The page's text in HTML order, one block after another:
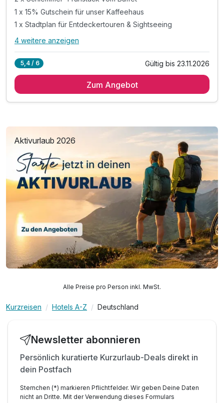
1 x 15% Gutschein für unser Kaffeehaus
1 x Stadtplan für Entdeckertouren & Sightseeing
Alle Inklusivleistungen
2 x Schlemmer- Frühstück vom Buffet
inkl. Wlan-Nutzung
Green Room keine Zimmerreinigung am Bleibetag
Familienspaß o. Zeit zu zweit - Alles ist möglich!
4 weitere anzeigen
5,4 / 6 Gültig bis 23.11.2026
Zum Angebot
Aktivurlaub 2026
Alle Preise pro Person inkl. MwSt.
Kurzreisen Hotels A-Z Deutschland
Newsletter abonnieren
Persönlich kuratierte Kurzurlaub-Deals direkt in
dein Postfach
Sternchen (*) markieren Pflichtfelder. Wir geben Deine Daten
nicht an Dritte. Mit der Verwendung dieses Formulars